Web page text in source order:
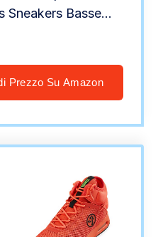
Sneakers Basse
38 EU
Prezzo Su Amazon